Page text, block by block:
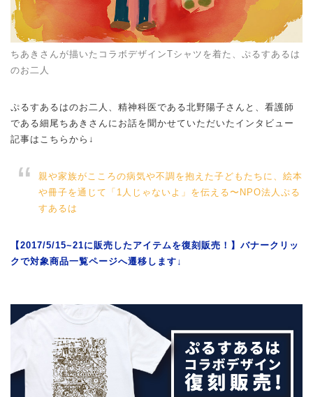
ちあきさんが描いたコラボデザインTシャツを着た、ぷるすあるは
のお二人
ぷるすあるはのお二人、精神科医である北野陽子さんと、看護師
である細尾ちあきさんにお話を聞かせていただいたインタビュー
記事はこちらから↓
親や家族がこころの病気や不調を抱えた子どもたちに、絵本
や冊子を通じて「1人じゃないよ」を伝える〜NPO法人ぷる
すあるは
【2017/5/15~21に販売したアイテムを復刻販売！】バナークリッ
クで対象商品一覧ページへ遷移します↓